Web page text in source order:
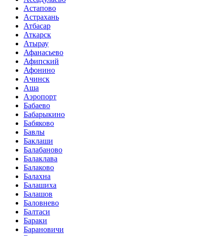
Астапово
Астрахань
Атбасар
Аткарск
Атырау
Афанасьево
Афипский
Афонино
Ачинск
Аша
Аэропорт
Бабаево
Бабарыкино
Бабяково
Бавлы
Баклаши
Балабаново
Балаклава
Балаково
Балахна
Балашиха
Балашов
Баловнево
Балтаси
Бараки
Барановичи